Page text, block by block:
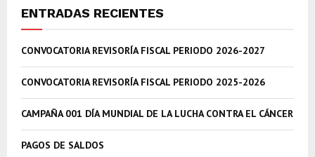
c
h
o
r
:
R
C
ENTRADAS RECIENTES
CONVOCATORIA REVISORÍA FISCAL PERIODO 2026-2027
CONVOCATORIA REVISORÍA FISCAL PERIODO 2025-2026
CAMPAÑA 001 DÍA MUNDIAL DE LA LUCHA CONTRA EL CÁNCER
PAGOS DE SALDOS